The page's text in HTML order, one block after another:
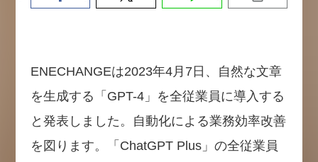
ENECHANGEは2023年4月7日、自然な文章
を生成する「GPT-4」を全従業員に導入する
と発表しました。自動化による業務効率改善
を図ります。「ChatGPT Plus」の全従業員